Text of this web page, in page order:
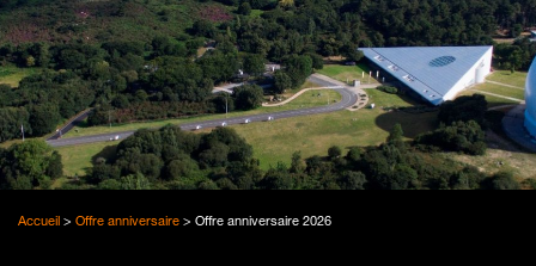
Accueil > Offre anniversaire > Offre anniversaire 2026